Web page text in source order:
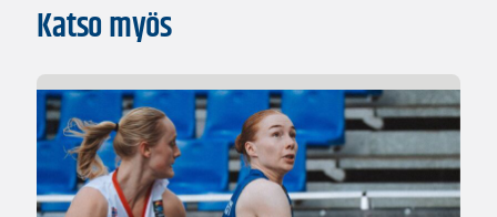
Katso myös